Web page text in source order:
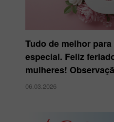
Tudo de melhor
especial. Feliz
mulheres!
06.03.2026